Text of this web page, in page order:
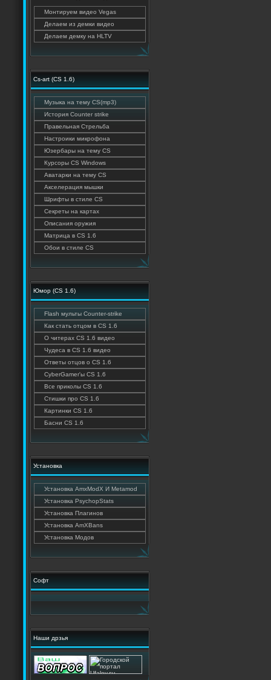
Монтируем видео Vegas
Делаем из демки видео
Делаем демку на HLTV
Cs-art (CS 1.6)
Музыка на тему CS(mp3)
История Counter strike
Правельная Стрельба
Настроики микрофона
Юзербары на тему CS
Курсоры CS Windows
Аватарки на тему CS
Акселерация мышки
Шрифты в стиле CS
Секреты на картах
Описания оружия
Матрица в CS 1.6
Обои в стиле CS
Юмор (CS 1.6)
Flash мульты Counter-strike
Как стать отцом в CS 1.6
О читерах CS 1.6 видео
Чудеса в CS 1.6 видео
Ответы отцов о CS 1.6
CyberGamer'ы CS 1.6
Все приколы CS 1.6
Стишки про CS 1.6
Картинки CS 1.6
Басни CS 1.6
Установка
Установка AmxModX И Metamod
Установка PsychopStats
Установка Плагинов
Установка AmXBans
Установка Модов
Софт
Наши дрзья